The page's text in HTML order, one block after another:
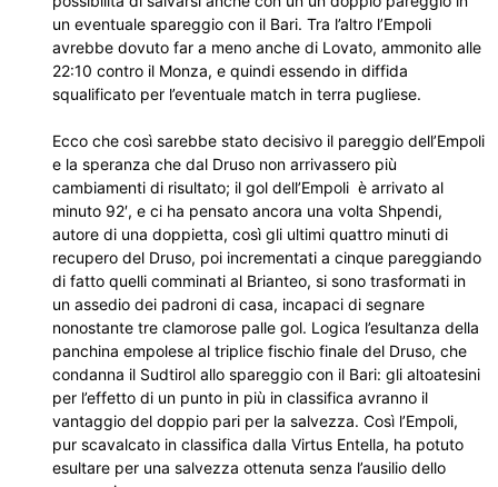
un eventuale spareggio con il Bari. Tra l’altro l’Empoli
avrebbe dovuto far a meno anche di Lovato, ammonito alle
22:10 contro il Monza, e quindi essendo in diffida
squalificato per l’eventuale match in terra pugliese.
Ecco che così sarebbe stato decisivo il pareggio dell’Empoli
e la speranza che dal Druso non arrivassero più
cambiamenti di risultato; il gol dell’Empoli è arrivato al
minuto 92′, e ci ha pensato ancora una volta Shpendi,
autore di una doppietta, così gli ultimi quattro minuti di
recupero del Druso, poi incrementati a cinque pareggiando
di fatto quelli comminati al Brianteo, si sono trasformati in
un assedio dei padroni di casa, incapaci di segnare
nonostante tre clamorose palle gol. Logica l’esultanza della
panchina empolese al triplice fischio finale del Druso, che
condanna il Sudtirol allo spareggio con il Bari: gli altoatesini
per l’effetto di un punto in più in classifica avranno il
vantaggio del doppio pari per la salvezza. Così l’Empoli,
pur scavalcato in classifica dalla Virtus Entella, ha potuto
esultare per una salvezza ottenuta senza l’ausilio dello